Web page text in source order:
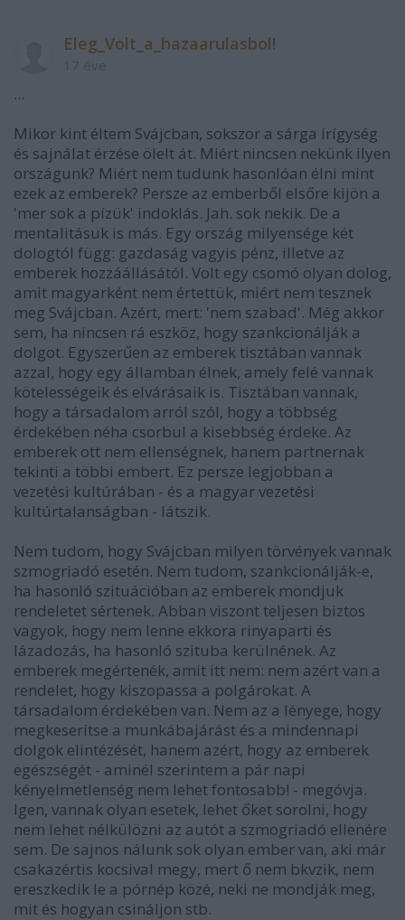
Eleg_Volt_a_hazaarulasbol!
...
Mikor kint éltem Svájcban, sokszor a sárga írígység
és sajnálat érzése ölelt át. Miért nincsen nekünk ilyen
országunk? Miért nem tudunk hasonlóan élni mint
ezek az emberek? Persze az emberből elsőre kijön a
'mer sok a pízük' indoklás. Jah. sok nekik. De a
mentalitásuk is más. Egy ország milyensége két
dologtól függ: gazdaság vagyis pénz, illetve az
emberek hozzáállásától. Volt egy csomó olyan dolog,
amit magyarként nem értettük, miért nem tesznek
meg Svájcban. Azért, mert: 'nem szabad'. Még akkor
sem, ha nincsen rá eszköz, hogy szankcionálják a
dolgot. Egyszerűen az emberek tisztában vannak
azzal, hogy egy államban élnek, amely felé vannak
kötelességeik és elvárásaik is. Tisztában vannak,
hogy a társadalom arról szól, hogy a többség
érdekében néha csorbul a kisebbség érdeke. Az
emberek ott nem ellenségnek, hanem partnernak
tekinti a többi embert. Ez persze legjobban a
vezetési kultúrában - és a magyar vezetési
kultúrtalanságban - látszik.
Nem tudom, hogy Svájcban milyen törvények vannak
szmogriadó esetén. Nem tudom, szankcionálják-e,
ha hasonló szituációban az emberek mondjuk
rendeletet sértenek. Abban viszont teljesen biztos
vagyok, hogy nem lenne ekkora rinyaparti és
lázadozás, ha hasonló szituba kerülnének. Az
emberek megértenék, amit itt nem: nem azért van a
rendelet, hogy kiszopassa a polgárokat. A
társadalom érdekében van. Nem az a lényege, hogy
megkeserítse a munkábajárást és a mindennapi
dolgok elintézését, hanem azért, hogy az emberek
egészségét - aminél szerintem a pár napi
kényelmetlenség nem lehet fontosabb! - megóvja.
Igen, vannak olyan esetek, lehet őket sorolni, hogy
nem lehet nélkülözni az autót a szmogriadó ellenére
sem. De sajnos nálunk sok olyan ember van, aki már
csakazértis kocsival megy, mert ő nem bkvzik, nem
ereszkedik le a pórnép közé, neki ne mondják meg,
mit és hogyan csináljon stb.